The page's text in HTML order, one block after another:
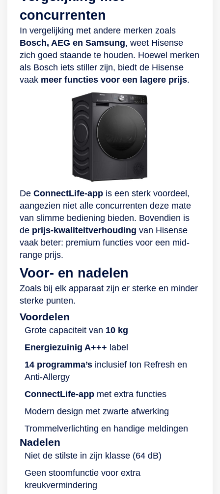
concurrenten
In vergelijking met andere merken zoals
Bosch, AEG en Samsung, weet Hisense
zich goed staande te houden. Hoewel merken
als Bosch iets stiller zijn, biedt de Hisense
vaak meer functies voor een lagere prijs.
De ConnectLife-app is een sterk voordeel,
aangezien niet alle concurrenten deze mate
van slimme bediening bieden. Bovendien is
de prijs-kwaliteitverhouding van Hisense
vaak beter: premium functies voor een mid-
range prijs.
Voor- en nadelen
Zoals bij elk apparaat zijn er sterke en minder
sterke punten.
Voordelen
Grote capaciteit van 10 kg
Energiezuinig A+++ label
14 programma’s inclusief Ion Refresh en
Anti-Allergy
ConnectLife-app met extra functies
Modern design met zwarte afwerking
Trommelverlichting en handige meldingen
Nadelen
Niet de stilste in zijn klasse (64 dB)
Geen stoomfunctie voor extra
kreukvermindering